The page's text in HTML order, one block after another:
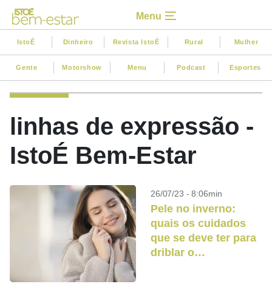
Menu
IstoÉ Dinheiro Revista IstoÉ Rural Mulher
Gente Motorshow Menu Podcast Esportes
linhas de expressão -
IstoÉ Bem-Estar
26/07/23 - 8:06min
Pele no inverno:
quais os cuidados
que se deve ter para
driblar o